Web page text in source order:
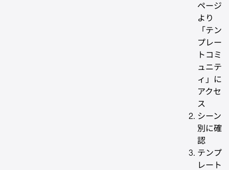
ページ
より
「テン
プレー
トコミ
ュニテ
ィ」に
アクセ
ス
シーン
別に確
認
テンプ
レート